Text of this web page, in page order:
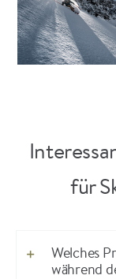
für
Welches
während